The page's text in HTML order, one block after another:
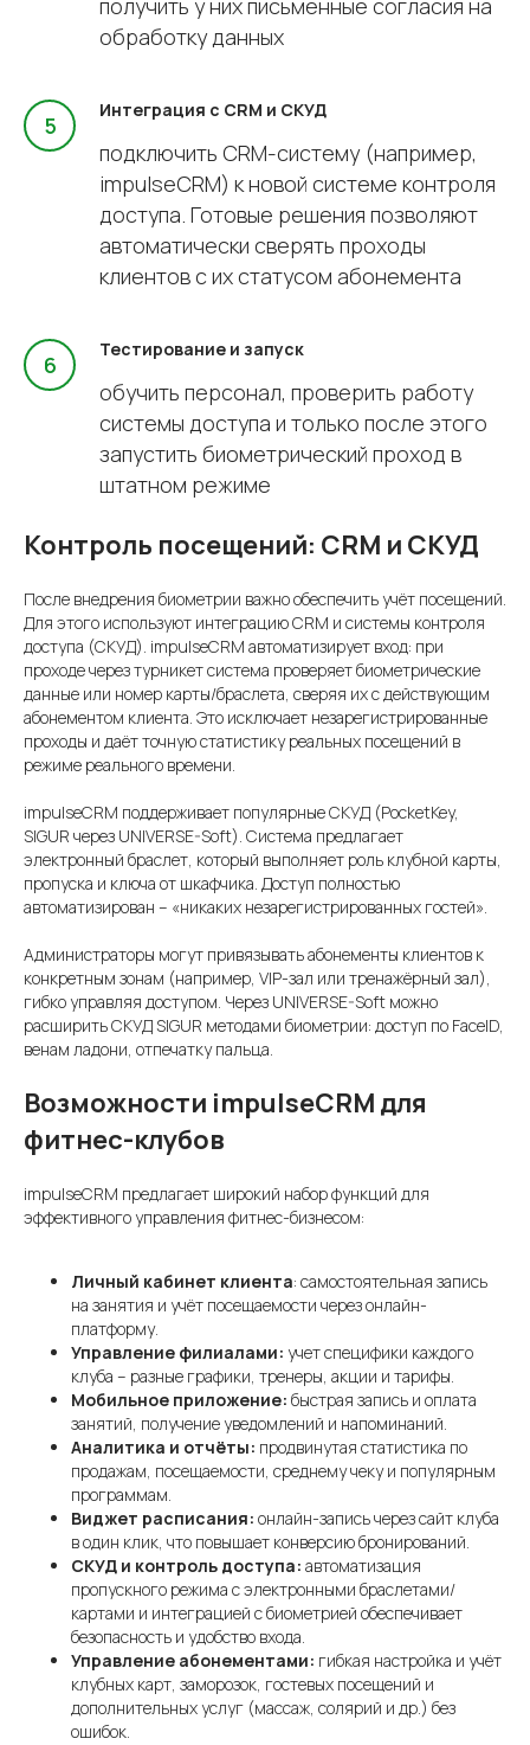
получить у них письменные согласия на
обработку данных
Интеграция с CRM и СКУД
подключить CRM-систему (например,
impulseCRM) к новой системе контроля
доступа. Готовые решения позволяют
автоматически сверять проходы
клиентов с их статусом абонемента
Тестирование и запуск
обучить персонал, проверить работу
системы доступа и только после этого
запустить биометрический проход в
штатном режиме
Контроль посещений: CRM и СКУД
После внедрения биометрии важно обеспечить учёт посещений.
Для этого используют интеграцию CRM и системы контроля
доступа (СКУД). impulseCRM автоматизирует вход: при
проходе через турникет система проверяет биометрические
данные или номер карты/браслета, сверяя их с действующим
абонементом клиента. Это исключает незарегистрированные
проходы и даёт точную статистику реальных посещений в
режиме реального времени.
impulseCRM поддерживает популярные СКУД (PocketKey,
SIGUR через UNIVERSE-Soft). Система предлагает
электронный браслет, который выполняет роль клубной карты,
пропуска и ключа от шкафчика. Доступ полностью
автоматизирован – «никаких незарегистрированных гостей».
Администраторы могут привязывать абонементы клиентов к
конкретным зонам (например, VIP-зал или тренажёрный зал),
гибко управляя доступом. Через UNIVERSE-Soft можно
расширить СКУД SIGUR методами биометрии: доступ по FaceID,
венам ладони, отпечатку пальца.
Возможности impulseCRM для
фитнес-клубов
impulseCRM предлагает широкий набор функций для
эффективного управления фитнес-бизнесом:
Личный кабинет клиента: самостоятельная запись
на занятия и учёт посещаемости через онлайн-
платформу.
Управление филиалами: учет специфики каждого
клуба – разные графики, тренеры, акции и тарифы.
Мобильное приложение: быстрая запись и оплата
занятий, получение уведомлений и напоминаний.
Аналитика и отчёты: продвинутая статистика по
продажам, посещаемости, среднему чеку и популярным
программам.
Виджет расписания: онлайн-запись через сайт клуба
в один клик, что повышает конверсию бронирований.
СКУД и контроль доступа: автоматизация
пропускного режима с электронными браслетами/
картами и интеграцией с биометрией обеспечивает
безопасность и удобство входа.
Управление абонементами: гибкая настройка и учёт
клубных карт, заморозок, гостевых посещений и
дополнительных услуг (массаж, солярий и др.) без
ошибок.